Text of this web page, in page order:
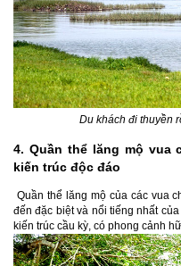
Du khách đi thuyền
4. Quần thể lăng mộ vua
kiến trúc độc đáo
Quần thể lăng mộ của các vua
đến đặc biệt và nổi tiếng nhất
kiến trúc cầu kỳ, có phong cảnh